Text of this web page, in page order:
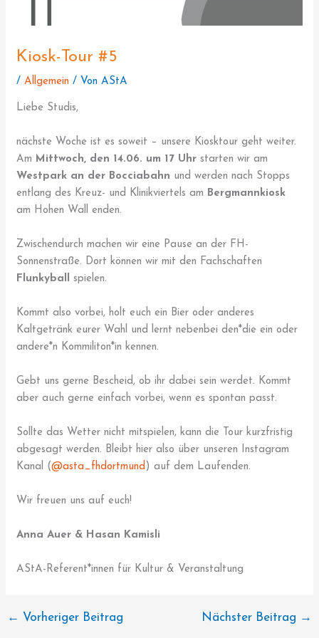
Kiosk-Tour #5
/Allgemein / VonAStA
Liebe Studis,
nächste Woche ist es soweit – unsere Kiosktour geht weiter.
Am Mittwoch, den 14.06. um 17 Uhr starten wir am
Westpark an der Bocciabahn und werden nach Stopps
entlang des Kreuz- und Klinikviertels am Bergmannkiosk
am Hohen Wall enden.
Zwischendurch machen wir eine Pause an der FH-
Sonnenstraße. Dort können wir mit den Fachschaften
Flunkyball spielen.
Kommt also vorbei, holt euch ein Bier oder anderes
Kaltgetränk eurer Wahl und lernt nebenbei den*die ein oder
andere*n Kommiliton*in kennen.
Gebt uns gerne Bescheid, ob ihr dabei sein werdet. Kommt
aber auch gerne einfach vorbei, wenn es spontan passt.
Sollte das Wetter nicht mitspielen, kann die Tour kurzfristig
abgesagt werden. Bleibt hier also über unseren Instagram
Kanal (@asta_fhdortmund ) auf dem Laufenden.
Wir freuen uns auf euch!
Anna Auer & Hasan Kamisli
AStA-Referent*innen für Kultur & Veranstaltung
← Vorheriger Beitrag Nächster Beitrag →